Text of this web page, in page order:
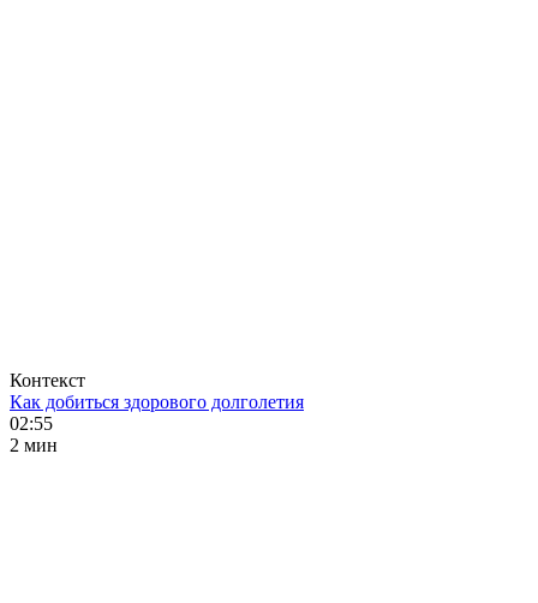
Контекст
Как добиться здорового долголетия
02:55
2 мин